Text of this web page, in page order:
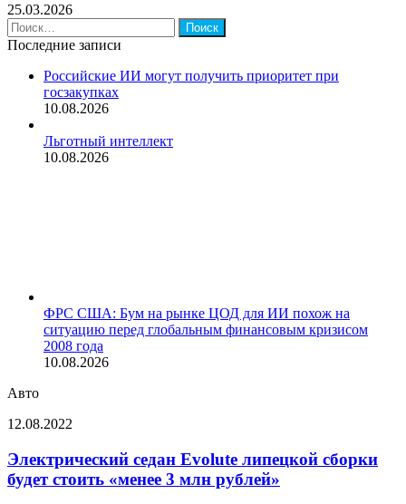
25.03.2026
Найти:
Последние записи
Российские ИИ могут получить приоритет при
госзакупках
10.08.2026
Льготный интеллект
10.08.2026
ФРС США: Бум на рынке ЦОД для ИИ похож на
ситуацию перед глобальным финансовым кризисом
2008 года
10.08.2026
Авто
Электрический
Evolute
липецкой
сборки
12.08.2022
Электрический седан Evolute липецкой сборки
будет стоить «менее 3 млн рублей»